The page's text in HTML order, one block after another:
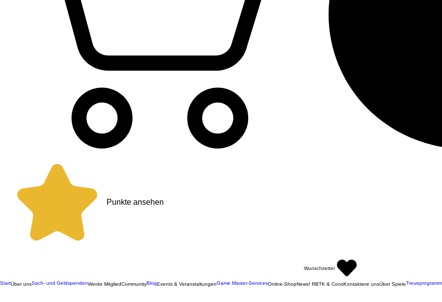
Punkte ansehen
Wunschzettel
StartÜber unsSach- und GeldspendenWerde MitgliedCommunityBlogEvents & VeranstaltungenGame Master-ServicesOnline-ShopNews! RBTK & ConsKontaktiere unsÜber SpieleTreueprogramm